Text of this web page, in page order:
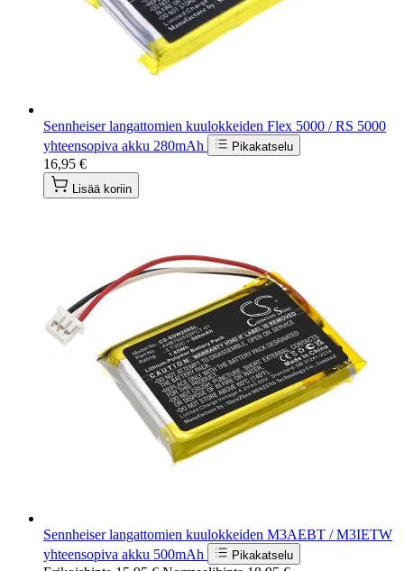
Sennheiser langattomien kuulokkeiden Flex 5000 / RS 5000
yhteensopiva akku 280mAh
Pikakatselu
16,95 €
Lisää koriin
Sennheiser langattomien kuulokkeiden M3AEBT / M3IETW
yhteensopiva akku 500mAh
Pikakatselu